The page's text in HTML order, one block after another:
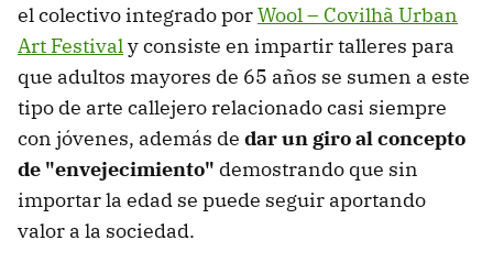
el colectivo integrado porWool – Covilhã Urban
Art Festivaly consiste en impartir talleres para
que adultos mayores de 65 años se sumen a este
tipo de arte callejero relacionado casi siempre
con jóvenes, además de dar un giro al concepto
de "envejecimiento" demostrando que sin
importar la edad se puede seguir aportando
valor a la sociedad.